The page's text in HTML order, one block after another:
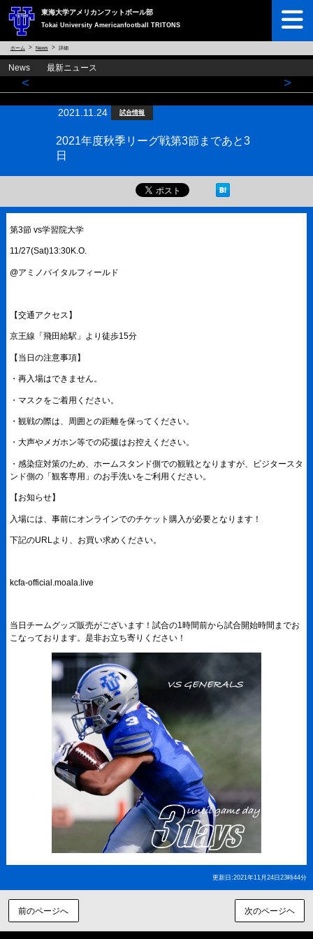
東海大学アメリカンフットボール部
Tokai University Americanfootball TRITONS
ホーム News 詳細
News 最新ニュース
< >
2021.11.24 試合情報
2021年度秋季リーグ戦第3節まであと3
日
第3節 vs学習院大学
11/27(Sat)13:30K.O.
@アミノバイタルフィールド
【交通アクセス】
京王線「飛田給駅」より徒歩15分
【当日の注意事項】
・再入場はできません。
・マスクをご着用ください。
・観戦の際は、周囲との距離を保ってください。
・大声やメガホン等での応援はお控えください。
・感染症対策のため、ホームスタンド側での観戦となりますが、ビジタースタ
ンド側の「観客専用」のお手洗いをご利用ください。
【お知らせ】
入場には、事前にオンラインでのチケット購入が必要となります！
下記のURLより、お買い求めください。
kcfa-official.moala.live
当日チームグッズ販売がございます！試合の1時間前から試合開始時間までお
こなっております。是非お立ち寄りください！
更新日:2021年11月24日23時44分
前のページへ 次のページヘ